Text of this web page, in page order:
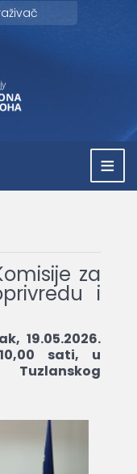
≡
za
i
19.05.2026.
sati, u
Tuzlanskog